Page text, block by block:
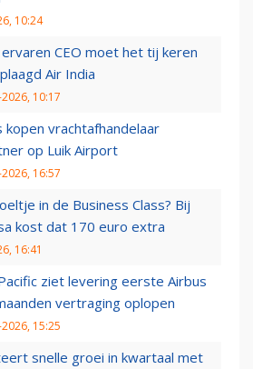
10:24
CEO moet het tij keren
Air India
10:17
kopen vrachtafhandelaar
op Luik Airport
16:57
in de Business Class? Bij
kost dat 170 euro extra
16:41
ziet levering eerste Airbus
vertraging oplopen
15:25
snelle groei in kwartaal met